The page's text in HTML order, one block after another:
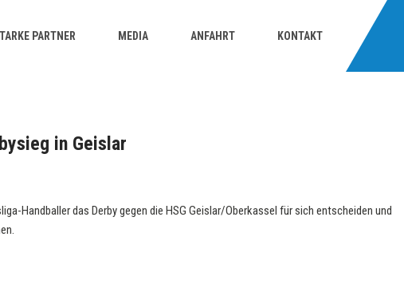
PARTNER MEDIA ANFAHRT KONTAKT
in Geislar
Handballer das Derby gegen die HSG Geislar/Oberkassel für sich entscheiden und